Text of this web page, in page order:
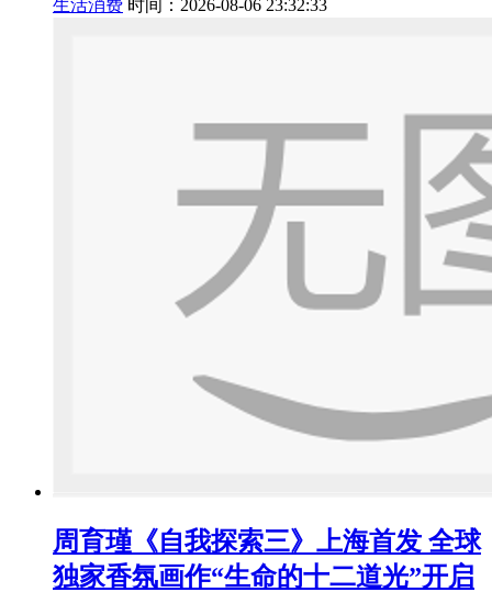
生活消费 时间：2026-08-06 23:32:33
周育瑾《自我探索三》上海首发 全球
独家香氛画作“生命的十二道光”开启